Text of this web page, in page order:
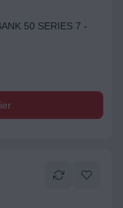
50 SERIES 7 -